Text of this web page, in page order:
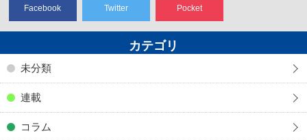
Facebook Twitter Pocket
カテゴリ
未分類
連載
コラム